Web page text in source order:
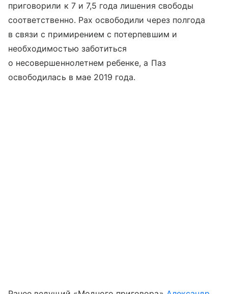
приговорили к 7 и 7,5 года лишения свободы
соответственно. Рах освободили через полгода
в связи с примирением с потерпевшим и
необходимостью заботиться
о несовершеннолетнем ребенке, а Паз
освободилась в мае 2019 года.